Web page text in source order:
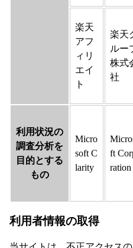
楽天
アフ
ィリ
エイ
ト
楽天
ルー
株式
社
利用状況の
調査分析を
目的とする
もの
Micro
soft C
larity
ft
ration
利用者情報の取得